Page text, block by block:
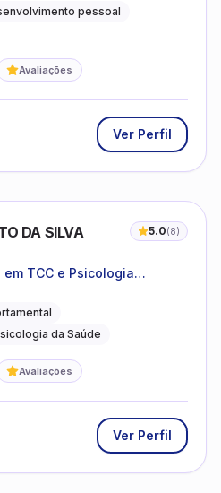
pessoal
Avaliações
Ver Perfil
DA SILVA 5.0(8)
TCC e Psicologia
da Saúde
Avaliações
Ver Perfil